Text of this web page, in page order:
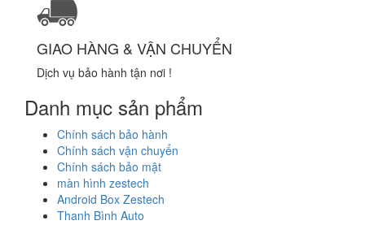
GIAO HÀNG & VẬN CHUYỂN
Dịch vụ bảo hành tận nơi !
Danh mục sản phẩm
Chính sách bảo hành
Chính sách vận chuyển
Chính sách bảo mật
màn hình zestech
Android Box Zestech
Thanh Bình Auto